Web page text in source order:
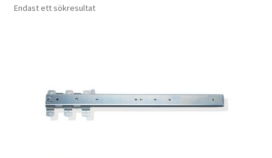
Kontakt
Endast ett sökresultat